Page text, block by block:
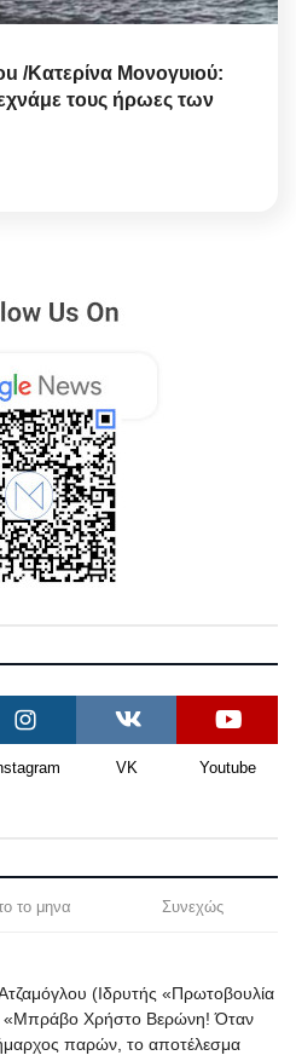
/Κατερίνα Μονογυιού:
τους ήρωες των
VK Youtube
το μηνα Συνεχώς
(Ιδρυτής «Πρωτοβουλία
Χρήστο Βερώνη! Όταν
παρών, το αποτέλεσμα